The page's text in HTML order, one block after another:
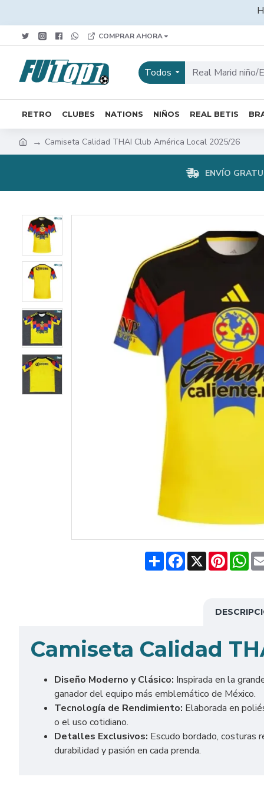
COMPRAR AHORA
Todos
RETRO CLUBES NATIONS NIÑOS REAL BETIS
Camiseta Calidad THAI Club América Local 2025/26
ENVÍO
ShareFacebook
X
Camiseta Calidad
Diseño Moderno y Clásico: Inspirada en la
ganador del equipo más emblemático de México.
Tecnología de Rendimiento: Elaborada en
o el uso cotidiano.
Detalles Exclusivos: Escudo bordado, costuras
durabilidad y pasión en cada prenda.